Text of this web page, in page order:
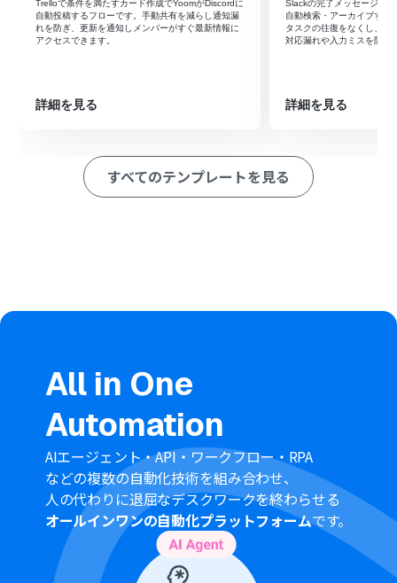
報を基にClickUpのタスクが自動で作成されます。
※「トリガー」：フロー起動のきっかけとなるアクション、「オ
ペレーション」：トリガー起動後、フロー内で処理を行うアク
■このワークフローのカスタムポイント
ClickUpにタスクを作成する際、Trelloのカード名や説明
文など、どの情報をタスクのどの項目に反映させるかを自
由に設定できます。
Trelloで条件を満たすカード作成でYoomがDiscordに
自動投稿するフローです。手動共有を減らし通知漏
れを防ぎ、更新を通知しメンバーがすぐ最新情報に
アクセスできます。
詳細を見る
Slackの完了メッセージを
自動検索・アーカイブする
タスクの往復をなくし、手
対応漏れや入力ミスを防げ
詳細を見る
すべてのテンプレートを見る
All in One
Automation
AIエージェント・API・ワークフロー・RPA
などの複数の自動化技術を組み合わせ、
人の代わりに退屈なデスクワークを終わらせる
オールインワンの自動化プラットフォームです。